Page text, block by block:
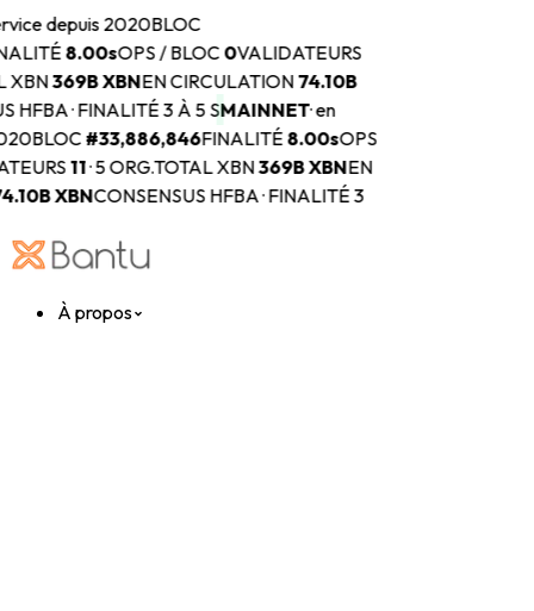
depuis 2020BLOC
8.00sOPS / BLOC0VALIDATEURS
XBN369BXBNEN CIRCULATION74.10B
HFBA · FINALITÉ 3 À 5 SMAINNET·en
BLOC#33,886,846FINALITÉ8.00sOPS
11·5 ORG.TOTAL XBN369BXBNEN
XBNCONSENSUS HFBA · FINALITÉ 3
À propos